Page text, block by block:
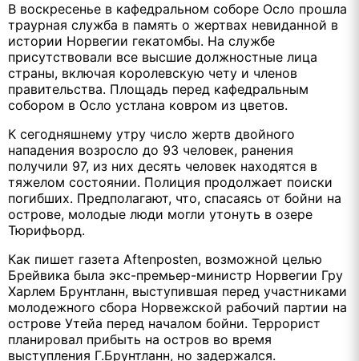
В воскресенье в кафедральном соборе Осло прошла
траурная служба в память о жертвах невиданной в
истории Норвегии гекатомбы. На службе
присутствовали все высшие должностные лица
страны, включая королевскую чету и членов
правительства. Площадь перед кафедральным
собором в Осло устлана ковром из цветов.
К сегодняшнему утру число жертв двойного
нападения возросло до 93 человек, ранения
получили 97, из них десять человек находятся в
тяжелом состоянии. Полиция продолжает поиски
погибших. Предполагают, что, спасаясь от бойни на
острове, молодые люди могли утонуть в озере
Тюрифьорд.
Как пишет газета Aftenposten, возможной целью
Брейвика была экс-премьер-министр Норвегии Гру
Харлем Брунтланн, выступившая перед участниками
молодежного сбора Норвежской рабочий партии на
острове Утейа перед началом бойни. Террорист
планировал прибыть на остров во время
выступления Г.Брунтланн, но задержался.